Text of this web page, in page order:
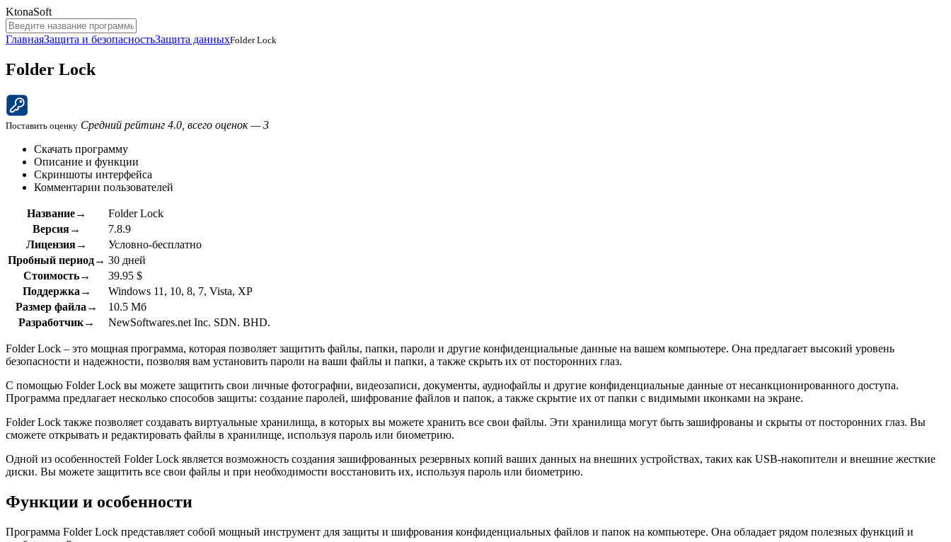
KtonaSoft
ГлавнаяЗащита и безопасностьЗащита данныхFolder Lock
Folder Lock
Поставить оценку Средний рейтинг 4.0, всего оценок — 3
Скачать программу
Описание и функции
Скриншоты интерфейса
Комментарии пользователей
Название→
Folder Lock
Версия→
7.8.9
Лицензия→
Условно-бесплатно
Пробный период→ 30 дней
Стоимость→
39.95 $
Поддержка→
Windows 11, 10, 8, 7, Vista, XP
Размер файла→
10.5 Мб
Разработчик→
NewSoftwares.net Inc. SDN. BHD.
Folder Lock – это мощная программа, которая позволяет защитить файлы, папки, пароли и другие конфиденциальные данные на вашем компьютере. Она предлагает высокий уровень
безопасности и надежности, позволяя вам установить пароли на ваши файлы и папки, а также скрыть их от посторонних глаз.
С помощью Folder Lock вы можете защитить свои личные фотографии, видеозаписи, документы, аудиофайлы и другие конфиденциальные данные от несанкционированного доступа.
Программа предлагает несколько способов защиты: создание паролей, шифрование файлов и папок, а также скрытие их от папки с видимыми иконками на экране.
Folder Lock также позволяет создавать виртуальные хранилища, в которых вы можете хранить все свои файлы. Эти хранилища могут быть зашифрованы и скрыты от посторонних глаз. Вы
сможете открывать и редактировать файлы в хранилище, используя пароль или биометрию.
Одной из особенностей Folder Lock является возможность создания зашифрованных резервных копий ваших данных на внешних устройствах, таких как USB-накопители и внешние жесткие
диски. Вы можете защитить все свои файлы и при необходимости восстановить их, используя пароль или биометрию.
Функции и особенности
Программа Folder Lock представляет собой мощный инструмент для защиты и шифрования конфиденциальных файлов и папок на компьютере. Она обладает рядом полезных функций и